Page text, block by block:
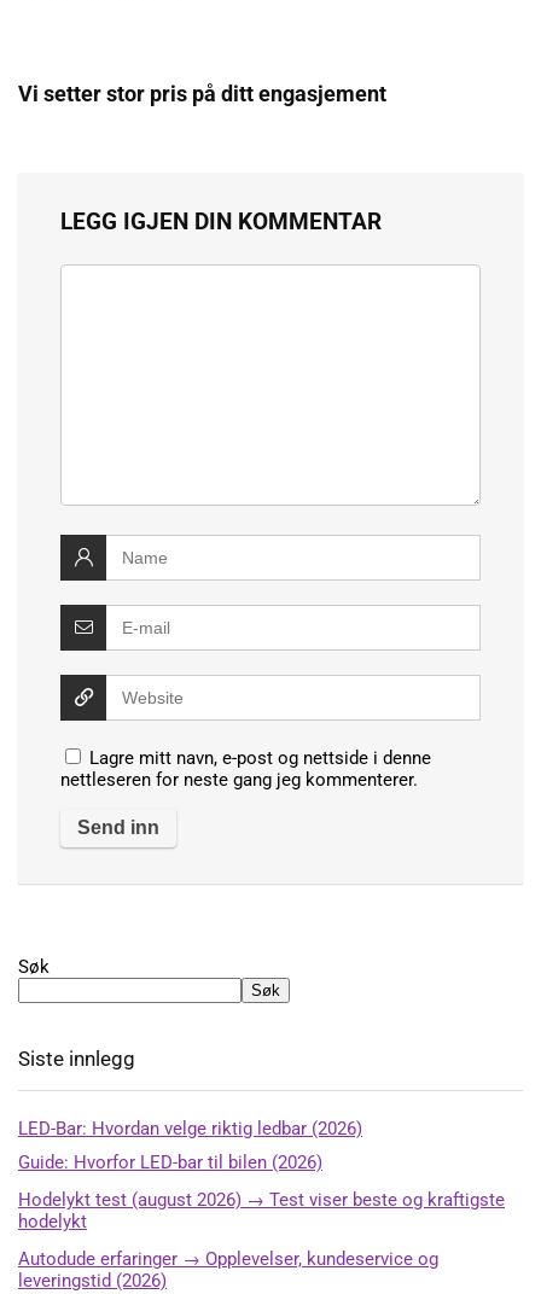
Vi setter stor pris på ditt engasjement
LEGG IGJEN DIN KOMMENTAR
Lagre mitt navn, e-post og nettside i denne
nettleseren for neste gang jeg kommenterer.
Søk
Søk
Siste innlegg
LED-Bar: Hvordan velge riktig ledbar (2026)
Guide: Hvorfor LED-bar til bilen (2026)
Hodelykt test (august 2026) → Test viser beste og kraftigste
hodelykt
Autodude erfaringer → Opplevelser, kundeservice og
leveringstid (2026)